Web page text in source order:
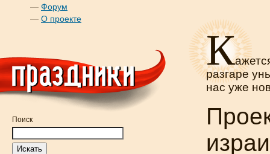
— Форум
— О проекте
Поиск
К
разгаре
нас уже